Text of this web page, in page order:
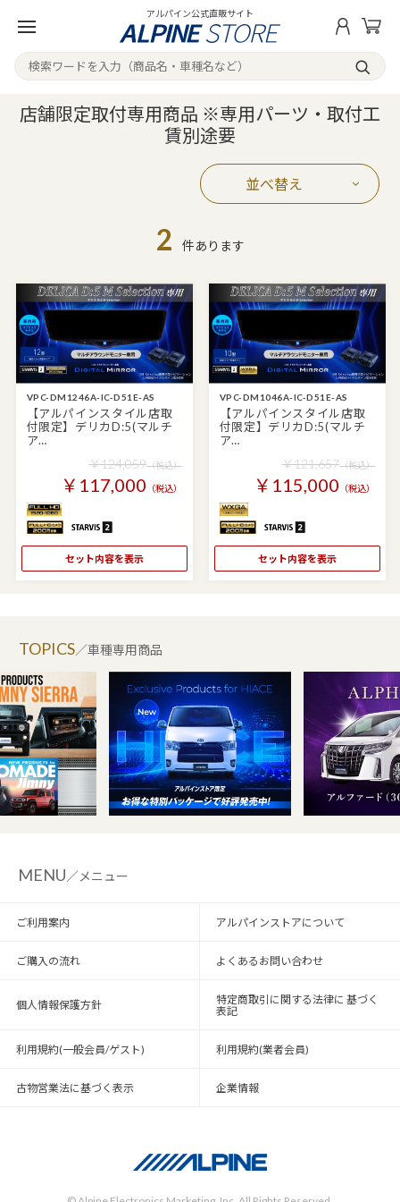
アルパイン公式直販サイト
店舗限定取付専用商品 ※専用パーツ・取付工
賃別途要
並べ替え
2 件あります
VPC-DM1246A-IC-D51E-AS
【アルパインスタイル店取
付限定】デリカD:5(マルチ
ア…
￥124,059（税込）
￥117,000 （税込）
セット内容を表示
VPC-DM1046A-IC-D51E-AS
【アルパインスタイル店取
付限定】デリカD:5(マルチ
ア…
￥121,657（税込）
￥115,000 （税込）
セット内容を表示
／車種専用商品
MENU／メニュー
ご利用案内 アルパインストアについて
ご購入の流れ よくあるお問い合わせ
個人情報保護方針
特定商取引に関する法律に 基づく
表記
利用規約(一般会員/ゲスト) 利用規約(業者会員)
古物営業法に基づく表示 企業情報